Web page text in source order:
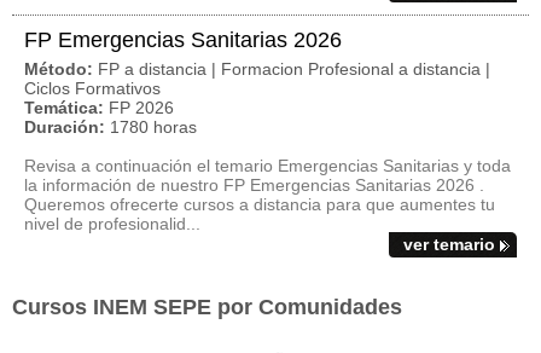
FP Emergencias Sanitarias 2026
Método: FP a distancia | Formacion Profesional a distancia |
Ciclos Formativos
Temática: FP 2026
Duración: 1780 horas
Revisa a continuación el temario Emergencias Sanitarias y toda
la información de nuestro FP Emergencias Sanitarias 2026 .
Queremos ofrecerte cursos a distancia para que aumentes tu
nivel de profesionalid...
ver temario
Cursos INEM SEPE por Comunidades